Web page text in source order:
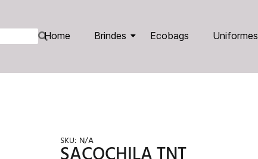
Home Brindes Ecobags Uniformes
SKU: N/A